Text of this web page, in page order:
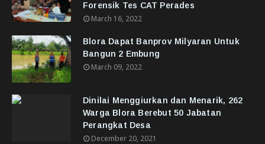
Forensik Tes CAT Perades
March 16, 2022
Blora Dapat Banprov Milyaran Untuk
Bangun 2 Embung
March 09, 2022
Dinilai Menggiurkan dan Menarik, 262
Warga Blora Berebut 50 Jabatan
Perangkat Desa
December 20, 2021